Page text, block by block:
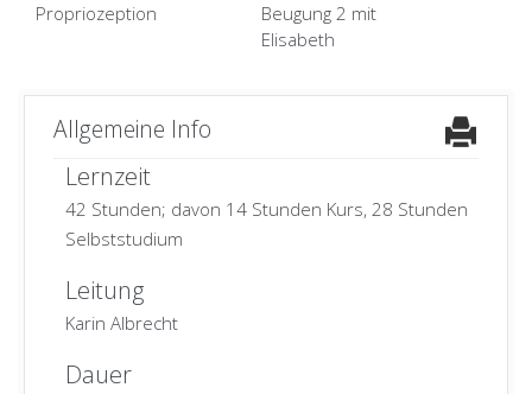
Propriozeption
Beugung 2 mit
Elisabeth
Allgemeine Info
Lernzeit
42 Stunden; davon 14 Stunden Kurs, 28 Stunden
Selbststudium
Leitung
Karin Albrecht
Dauer